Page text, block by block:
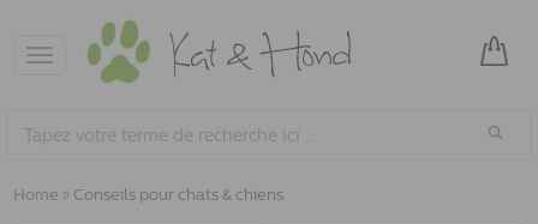
Toggle
navigation
Home » Conseils pour chats & chiens